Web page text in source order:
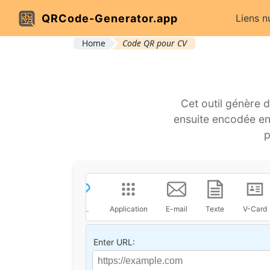
QRCode-Generator.app Liens
Home Code QR pour CV
Cet outil génère
ensuite encodée
Application E-mail Texte V-Card
Enter URL: